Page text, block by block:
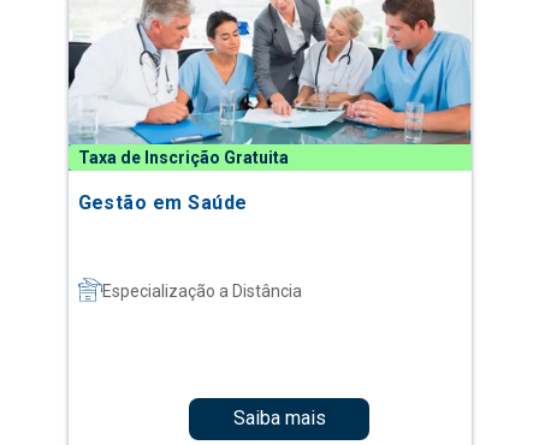
Taxa de Inscrição Gratuita
Gestão em Saúde
Especialização a Distância
Saiba mais